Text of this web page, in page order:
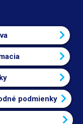
podmienky